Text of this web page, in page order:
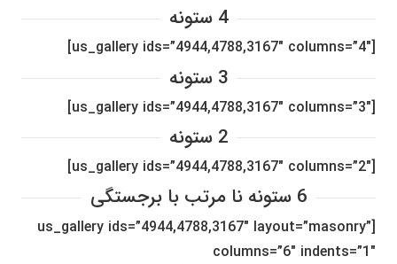
4 ستونه
[us_gallery ids=”4944,4788,3167″ columns=”4″]
3 ستونه
[us_gallery ids=”4944,4788,3167″ columns=”3″]
2 ستونه
[us_gallery ids=”4944,4788,3167″ columns=”2″]
6 ستونه نا مرتب با برجستگی
[us_gallery ids=”4944,4788,3167″ layout=”masonry”
columns=”6″ indents=”1″